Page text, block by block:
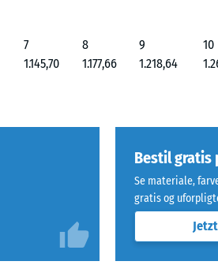
7 8 9 10
1.145,70 1.177,66 1.218,64
Bestil gratis
Se materiale,
gratis og